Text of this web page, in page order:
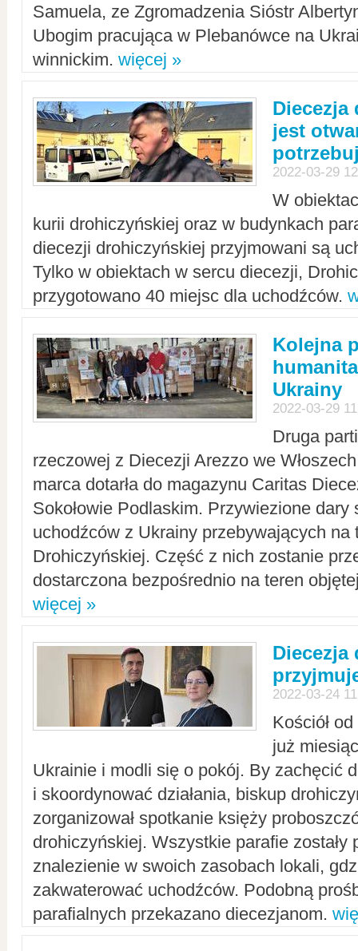
Samuela, ze Zgromadzenia Sióstr
Ubogim pracująca w Plebanówce na
winnickim. więcej »
Diecezja
jest
2022-03-29
W
kurii drohiczyńskiej oraz w budynkach
diecezji drohiczyńskiej przyjmowani są
Tylko w obiektach w sercu diecezji,
przygotowano 40 miejsc dla uchodźców.
Kolejna
Ukrainy
2022-03-29
Druga
rzeczowej z Diecezji Arezzo we
marca dotarła do magazynu Caritas
Sokołowie Podlaskim. Przywiezione dary
uchodźców z Ukrainy przebywających na
Drohiczyńskiej. Część z nich zostanie
dostarczona bezpośrednio na teren
więcej »
Diecezja
2022-03-24
Kościół
już
Ukrainie i modli się o pokój. By zachęcić
i skoordynować działania, biskup
zorganizował spotkanie księży
drohiczyńskiej. Wszystkie parafie zostały
znalezienie w swoich zasobach lokali,
zakwaterować uchodźców. Podobną
parafialnych przekazano diecezjanom.